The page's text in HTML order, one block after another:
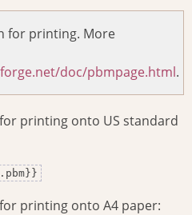
for printing. More
doc/pbmpage.html.
printing onto US standard
printing onto A4 paper: